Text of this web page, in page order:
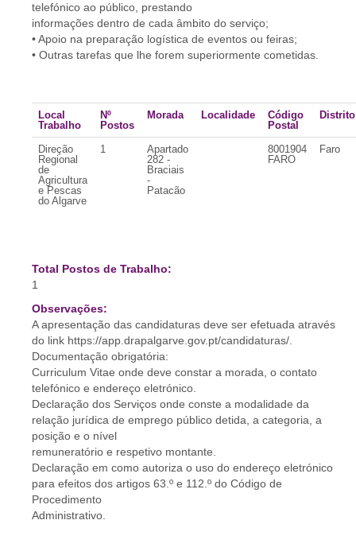
telefónico ao público, prestando
informações dentro de cada âmbito do serviço;
• Apoio na preparação logística de eventos ou feiras;
• Outras tarefas que lhe forem superiormente cometidas.
Local
Trabalho
Nº
Postos
Morada Localidade
Código
Postal
Distrito
Direção
Regional
de
Agricultura
e Pescas
do Algarve
1
Apartado
282 -
Braciais
-
Patacão
8001904
FARO
Faro
Total Postos de Trabalho:
1
Observações:
A apresentação das candidaturas deve ser efetuada através
do link https://app.drapalgarve.gov.pt/candidaturas/.
Documentação obrigatória:
Curriculum Vitae onde deve constar a morada, o contato
telefónico e endereço eletrónico.
Declaração dos Serviços onde conste a modalidade da
relação jurídica de emprego público detida, a categoria, a
posição e o nível
remuneratório e respetivo montante.
Declaração em como autoriza o uso do endereço eletrónico
para efeitos dos artigos 63.º e 112.º do Código de
Procedimento
Administrativo.